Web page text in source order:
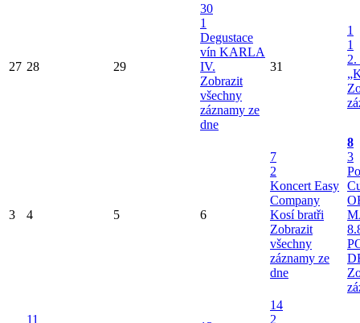
27 28 29
30
1
Degustace
vín KARLA
IV.
Zobrazit
všechny
záznamy ze
dne
31
1
1
2.
3 4 5 6
7
2
Koncert Easy
Company
Kosí bratři
Zobrazit
všechny
záznamy ze
dne
8
3
11
14
2